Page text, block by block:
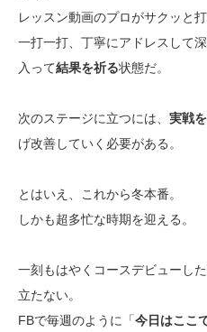
レッスン動画のプロがサクッと
一打一打、丁寧にアドレスして
入って結果を祈る状態だ。
次のステージに立つには、 実戦
げ改善していく必要がある。
とはいえ、これから冬本番。
しかも超多忙な時期を迎える。
一刻もはやくコースデビューし
立たない。
FBで毎週のように「今日はここ